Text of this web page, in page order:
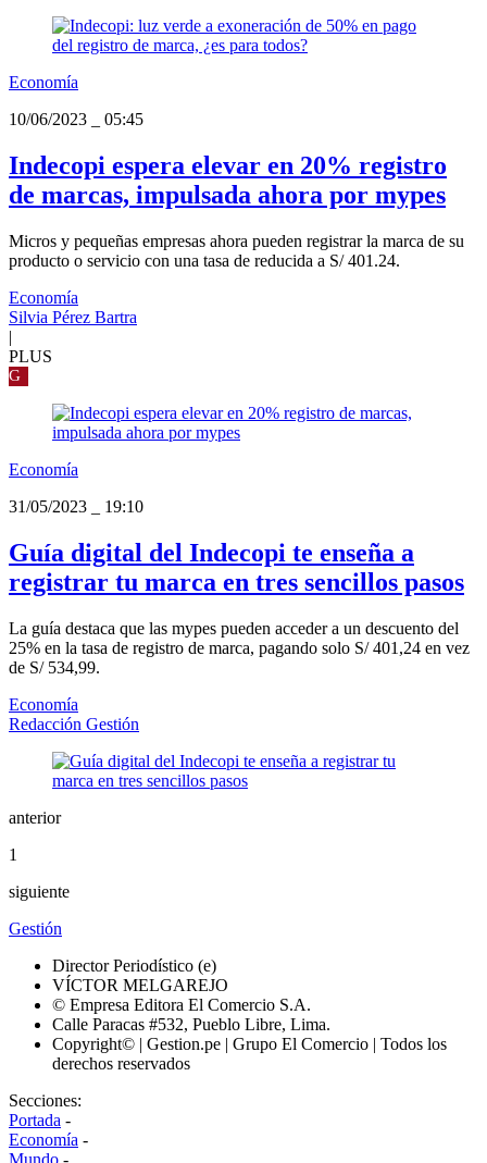
Economía
10/06/2023
05:45
Indecopi espera elevar en 20% registro
de marcas, impulsada ahora por mypes
Micros y pequeñas empresas ahora pueden registrar la marca de su
producto o servicio con una tasa de reducida a S/ 401.24.
Economía
Silvia Pérez Bartra
|
PLUS
G
Economía
31/05/2023
19:10
Guía digital del Indecopi te enseña a
registrar tu marca en tres sencillos pasos
La guía destaca que las mypes pueden acceder a un descuento del
25% en la tasa de registro de marca, pagando solo S/ 401,24 en vez
de S/ 534,99.
Economía
Redacción Gestión
anterior
1
siguiente
Gestión
Director Periodístico (e)
VÍCTOR MELGAREJO
© Empresa Editora El Comercio S.A.
Calle Paracas #532, Pueblo Libre, Lima.
Copyright© | Gestion.pe | Grupo El Comercio | Todos los
derechos reservados
Secciones:
Portada -
Economía -
Mundo -